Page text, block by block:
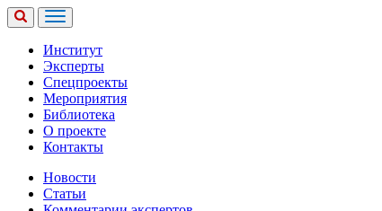
Институт
Эксперты
Спецпроекты
Мероприятия
Библиотека
О проекте
Контакты
Новости
Статьи